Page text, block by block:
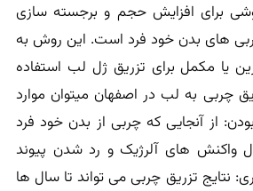
برای افزایش حجم و برجسته سازی
های بدن خود فرد است. این روش به
یا مکمل برای تزریق ژل لب استفاده
چربی به لب در اصفهان میتوان موارد
از آنجایی که چربی از بدن خود فرد
واکنش های آلرژیک و رد شدن پیوند
نتایج تزریق چربی می تواند تا سال ها